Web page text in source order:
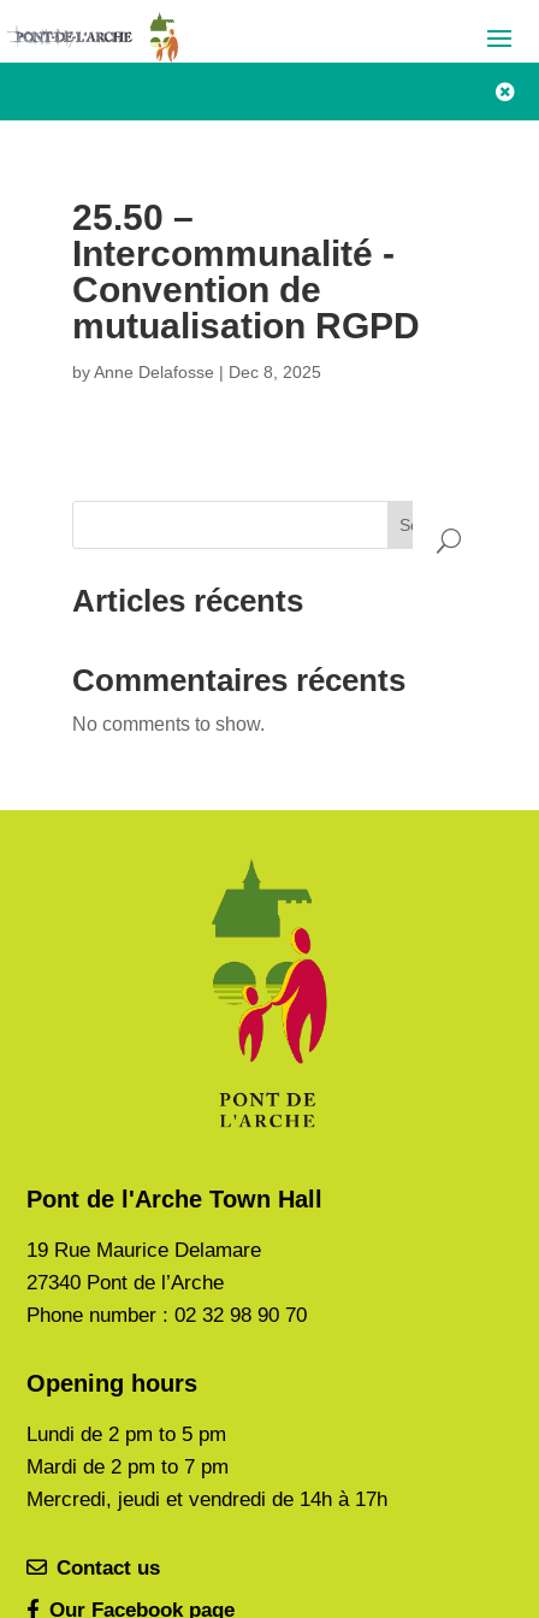

25.50 –
Intercommunalité -
Convention de
mutualisation RGPD
byAnne Delafosse | Dec 8, 2025
Search
Articles récents
Commentaires récents
No comments to show.
Pont de l'Arche Town Hall
19 Rue Maurice Delamare
27340 Pont de l’Arche
Phone number : 02 32 98 90 70
Opening hours
Lundi de2 pm to 5 pm
Mardi de2 pm to 7 pm
Mercredi, jeudi et vendredi de 14h à 17h
Contact us
Our Facebook page